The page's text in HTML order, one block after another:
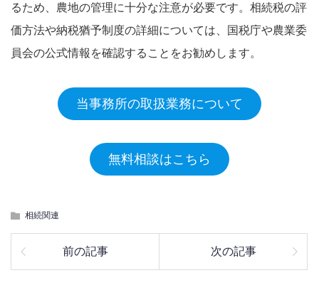
るため、農地の管理に十分な注意が必要です。相続税の評
価方法や納税猶予制度の詳細については、国税庁や農業委
員会の公式情報を確認することをお勧めします。
当事務所の取扱業務について
無料相談はこちら
相続関連
前の記事 次の記事